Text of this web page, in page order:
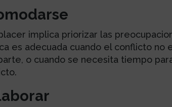
implica priorizar las
es adecuada cuando el conflicto no
o cuando se necesita tiempo